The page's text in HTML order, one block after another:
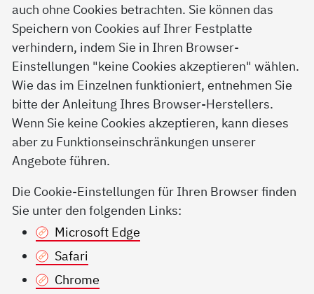
auch ohne Cookies betrachten. Sie können das
Speichern von Cookies auf Ihrer Festplatte
verhindern, indem Sie in Ihren Browser-
Einstellungen "keine Cookies akzeptieren" wählen.
Wie das im Einzelnen funktioniert, entnehmen Sie
bitte der Anleitung Ihres Browser-Herstellers.
Wenn Sie keine Cookies akzeptieren, kann dieses
aber zu Funktionseinschränkungen unserer
Angebote führen.
Die Cookie-Einstellungen für Ihren Browser finden
Sie unter den folgenden Links:
Microsoft Edge
Safari
Chrome